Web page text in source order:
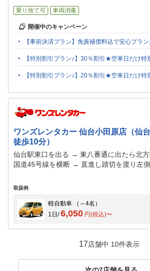
乗り捨て可 車両消毒
開催中のキャンペーン
【事前決済プラン】免責補償料込で安心プラン♪駅近の
【特別割引プラン♪】30％割引★空車日だけ特別に解放中★さらに免責補償料込
【特別割引プラン♪】20％割引★空車日だけ特別に解放中★さらに免責補償料込
ワンズレンタカー 仙台小田原店（仙
徒歩10分）
仙台駅東口を出る → 東八番通に出たら北
国道45号線を横断 → 直進し踏切を渡り左側
取扱例
軽自動車
（～4名）
1日/6,050 円(税込)〜
17店舗中 10件表示